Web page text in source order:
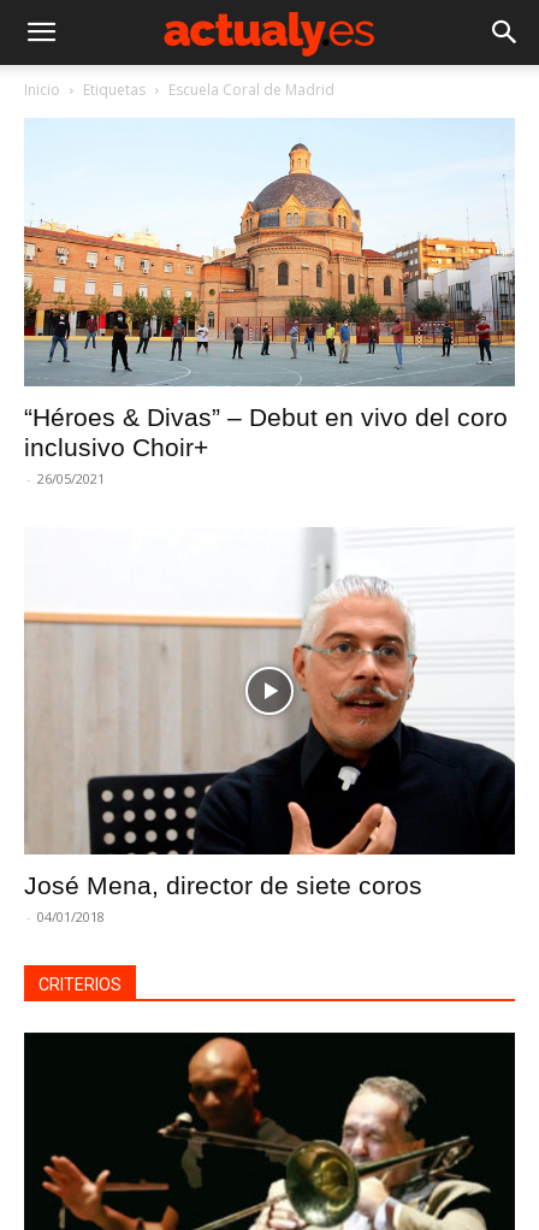
Inicio Etiquetas Escuela Coral de Madrid
“Héroes & Divas” – Debut en vivo del coro
inclusivo Choir+
- 26/05/2021
José Mena, director de siete coros
- 04/01/2018
CRITERIOS